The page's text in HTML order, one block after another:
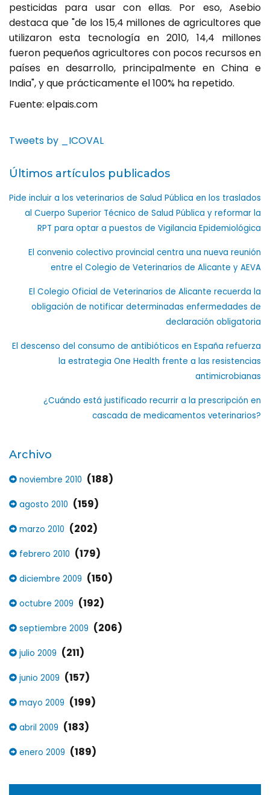
pesticidas para usar con ellas. Por eso, Asebio
destaca que "de los 15,4 millones de agricultores que
utilizaron esta tecnología en 2010, 14,4 millones
fueron pequeños agricultores con pocos recursos en
países en desarrollo, principalmente en China e
India", y que prácticamente el 100% ha repetido.
Fuente: elpais.com
Tweets by _ICOVAL
Últimos artículos publicados
Pide incluir a los veterinarios de Salud Pública en los traslados
al Cuerpo Superior Técnico de Salud Pública y reformar la
RPT para optar a puestos de Vigilancia Epidemiológica
El convenio colectivo provincial centra una nueva reunión
entre el Colegio de Veterinarios de Alicante y AEVA
El Colegio Oficial de Veterinarios de Alicante recuerda la
obligación de notificar determinadas enfermedades de
declaración obligatoria
El descenso del consumo de antibióticos en España refuerza
la estrategia One Health frente a las resistencias
antimicrobianas
¿Cuándo está justificado recurrir a la prescripción en
cascada de medicamentos veterinarios?
Archivo
noviembre 2010 (188)
agosto 2010 (159)
marzo 2010 (202)
febrero 2010 (179)
diciembre 2009 (150)
octubre 2009 (192)
septiembre 2009 (206)
julio 2009 (211)
junio 2009 (157)
mayo 2009 (199)
abril 2009 (183)
enero 2009 (189)